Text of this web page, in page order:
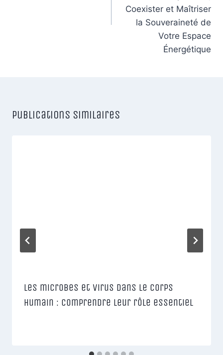
Coexister et Maîtriser
la Souveraineté de
Votre Espace
Énergétique
Publications similaires
Les microbes et virus dans le corps
humain : Comprendre leur rôle essentiel